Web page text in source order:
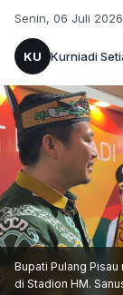
Senin, 06 Juli 2026
KU Kurniadi
Bupati Pulang
di Stadion HM.